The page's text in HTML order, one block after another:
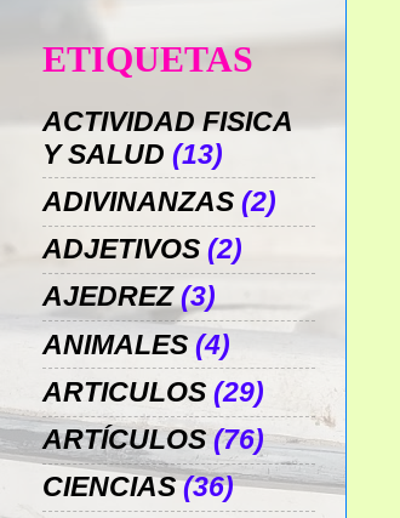
ETIQUETAS
ACTIVIDAD FISICA
Y SALUD (13)
ADIVINANZAS (2)
ADJETIVOS (2)
AJEDREZ (3)
ANIMALES (4)
ARTICULOS (29)
ARTÍCULOS (76)
CIENCIAS (36)